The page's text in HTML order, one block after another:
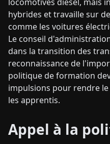
hybrides et travaille sur
comme les voitures
Le conseil
dans la transition des
reconnaissance de
politique de formation
impulsions pour rendre
les apprentis.
Appel à la